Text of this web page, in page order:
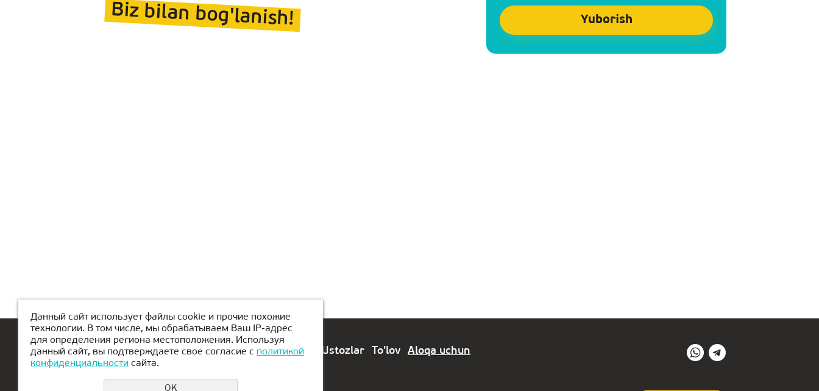
Biz bilan bog'lanish!
Bosh sahifa KiberMaktab haqida Modullar Ustozlar To'lov Aloqa uchun
Данный сайт использует файлы cookie и прочие похожие
технологии. В том числе, мы обрабатываем Ваш IP-адрес
для определения региона местоположения. Используя
данный сайт, вы подтверждаете свое согласие с политикой
конфиденциальности сайта.
OK